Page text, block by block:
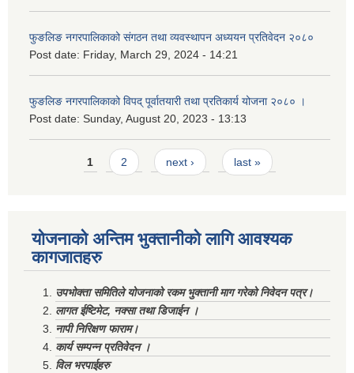
फुङलिङ नगरपालिकाको संगठन तथा व्यवस्थापन अध्ययन प्रतिवेदन २०८०
Post date: Friday, March 29, 2024 - 14:21
फुङलिङ नगरपालिकाको विपद् पूर्वातयारी तथा प्रतिकार्य योजना २०८० ।
Post date: Sunday, August 20, 2023 - 13:13
Pages1 2 next › last »
योजनाको अन्तिम भुक्तानीको लागि आवश्यक
कागजातहरु
उपभोक्ता समितिले योजनाको रकम भुक्तानी माग गरेको निवेदन पत्र।
लागत ईष्टिमेट, नक्सा तथा डिजाईन ।
नापी निरिक्षण फाराम।
कार्य सम्पन्न प्रतिवेदन ।
विल भरपाईहरु